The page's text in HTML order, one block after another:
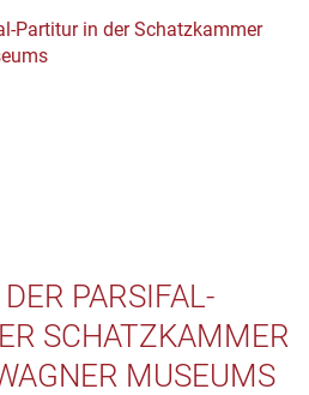
PARSIFAL-
SCHATZKAMMER
MUSEUMS